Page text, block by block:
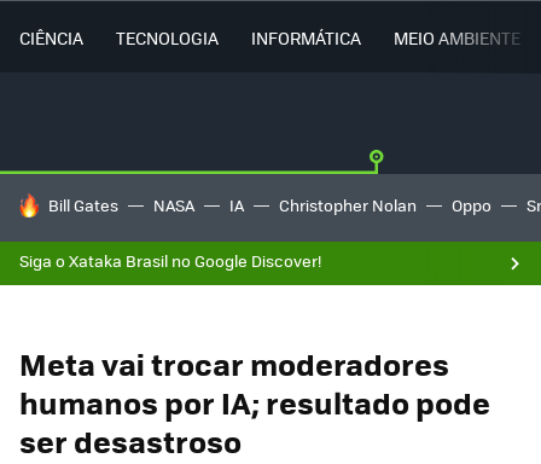
CIÊNCIA TECNOLOGIA INFORMÁTICA MEIO AMBIENTE
TENDÊNCIAS DO DIA
Bill Gates NASA IA Christopher Nolan Oppo
Siga o Xataka Brasil no Google Discover!
Meta vai trocar moderadores
humanos por IA; resultado pode
ser desastroso